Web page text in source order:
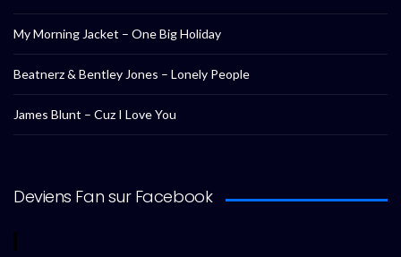
My Morning Jacket – One Big Holiday
Beatnerz & Bentley Jones – Lonely People
James Blunt – Cuz I Love You
Deviens Fan sur Facebook